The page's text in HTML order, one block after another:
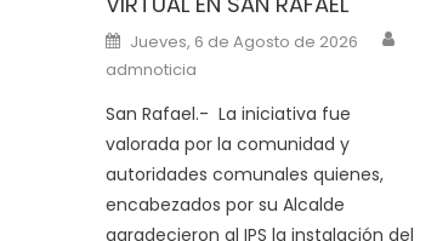
Posted on
Jueves, 6 de Agosto de 2026
admnoticia
San Rafael.- La iniciativa fue
valorada por la comunidad y
autoridades comunales quienes,
encabezados por su Alcalde
agradecieron al IPS la instalación del